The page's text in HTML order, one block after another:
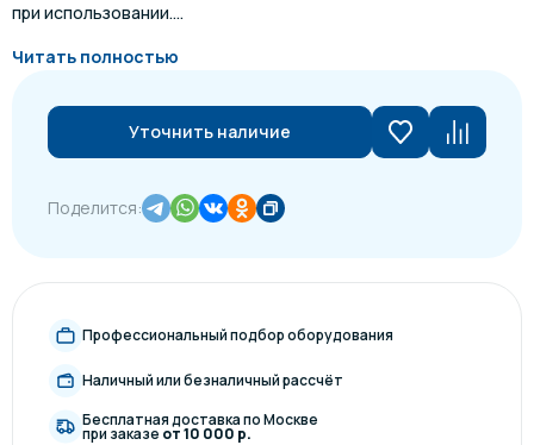
при использовании....
Читать полностью
Уточнить наличие
Поделится:
Профессиональный подбор оборудования
Наличный или безналичный рассчёт
Бесплатная доставка по Москве
при заказе от 10 000 р.